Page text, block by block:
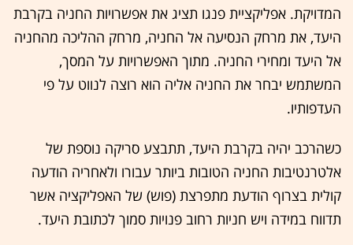
המדויקת. אפליקציית פנגו תציג את אפשרויות החניה בקרבת
היעד, את מרחק הנסיעה אל החניה, מרחק ההליכה מהחניה
אל היעד ומחירי החניה. מתוך האפשרויות על המסך,
המשתמש יבחר את החניה אליה הוא רוצה לנווט על פי
העדפותיו.
כשהרכב יהיה בקרבת היעד, תתבצע סריקה נוספת של
אלטרנטיבות החניה הטובות ביותר עבורו ולאחריה הודעה
קולית בצרוף הודעת מתפרצת (פוש) של האפליקציה אשר
תדווח במידה ויש חניות רחוב פנויות סמוך לכתובת היעד.